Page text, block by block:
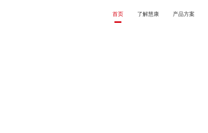
首页 了解慧康 产品方案